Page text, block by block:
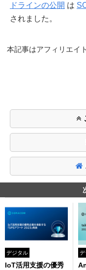
ドラインの公開 は
されました。
本記事はアフィリエイ
デジタル
IoT活用支援の優秀
デ